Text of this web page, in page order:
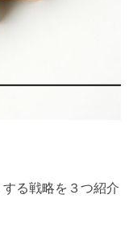
る戦略を３つ紹介